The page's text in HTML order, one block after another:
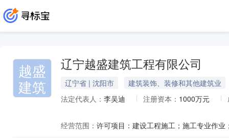
越盛
建筑
辽宁越盛建筑工程有限公司
辽宁省 | 沈阳市
建筑装饰、装修和其他建筑业
法定代表人： 李吴迪 注册资本： 1000万元
经营范围：